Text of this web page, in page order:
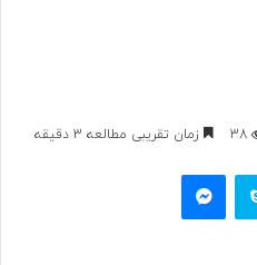
38 زمان تقریبی مطالعه 3 دقیقه
اسکایپ مسنجر